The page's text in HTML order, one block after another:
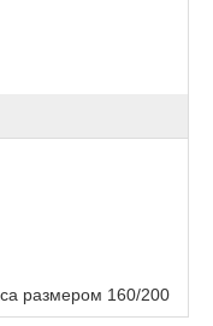
размером 160/200